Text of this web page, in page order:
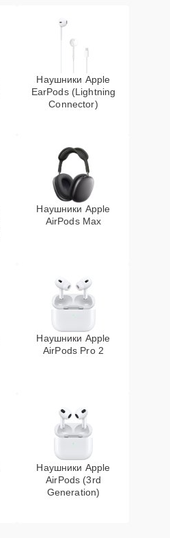
Наушники Apple
EarPods (Lightning
Connector)
Наушники Apple
AirPods Max
Наушники Apple
AirPods Pro 2
Наушники Apple
AirPods (3rd
Generation)